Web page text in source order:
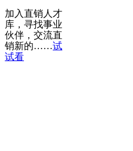
加入直销人才
库，寻找事业
伙伴，交流直
销新的……试
试看